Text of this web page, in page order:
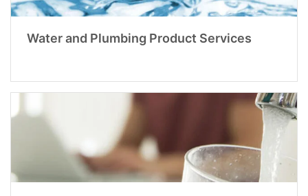
Water and Plumbing Product Services